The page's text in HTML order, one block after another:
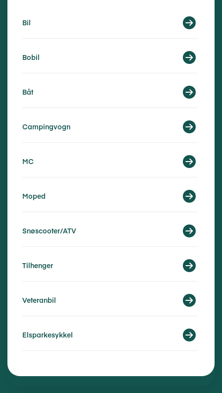
Bil
Bobil
Båt
Campingvogn
MC
Moped
Snøscooter/ATV
Tilhenger
Veteranbil
Elsparkesykkel